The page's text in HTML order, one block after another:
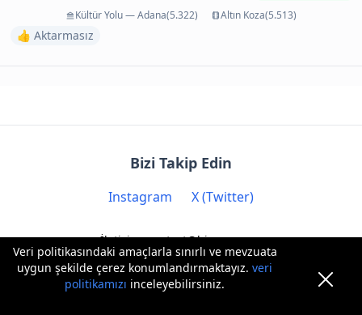
Veri politikasındaki amaçlarla sınırlı ve mevzuata
uygun şekilde çerez konumlandırmaktayız.veri
politikamızı inceleyebilirsiniz.
Kültür Yolu — Adana(5.322)
Altın Koza(5.513)
👍 Aktarmasız
Bizi Takip Edin
Instagram X (Twitter)
İletişim: contact@biryere.com